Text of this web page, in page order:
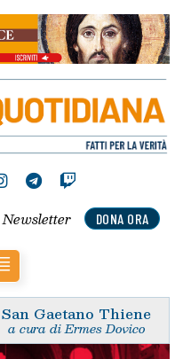
DONA ORA
Newsletter
San Gaetano Thiene
a cura di Ermes Dovico